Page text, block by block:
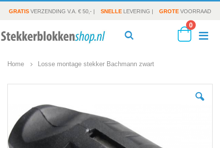
GRATIS VERZENDING V.A. € 50,- | SNELLE LEVERING | GROTE VOORRAAD
Cart
0
Home Losse montage stekker Bachmann zwart
einde
van
de
afbeeldingen-